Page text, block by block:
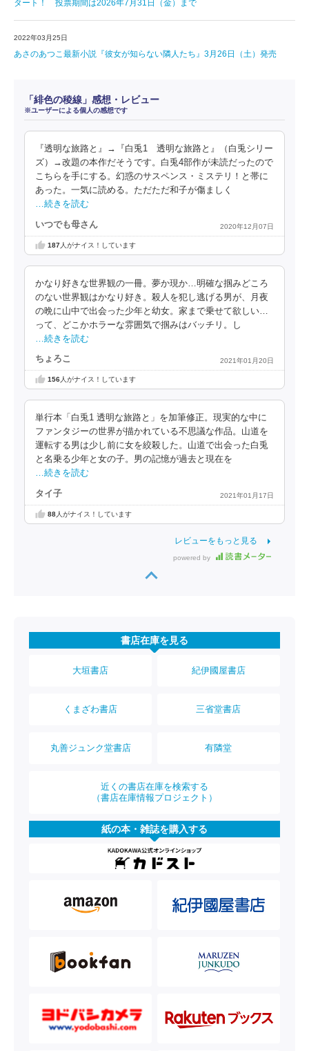
タート！ 投票期間は2026年7月31日（金）まで
2022年03月25日
あさのあつこ最新小説『彼女が知らない隣人たち』3月26日（土）発売
「緋色の稜線」感想・レビュー
※ユーザーによる個人の感想です
『透明な旅路と』→『白兎1 透明な旅路と』（白兎シリー
ズ）→改題の本作だそうです。白兎4部作が未読だったので
こちらを手にする。幻惑のサスペンス・ミステリ！と帯に
あった。一気に読める。ただただ和子が傷ましく
…続きを読む
いつでも母さん 2020年12月07日
187人がナイス！しています
かなり好きな世界観の一冊。夢か現か…明確な掴みどころ
のない世界観はかなり好き。殺人を犯し逃げる男が、月夜
の晩に山中で出会った少年と幼女。家まで乗せて欲しい…
って、どこかホラーな雰囲気で掴みはバッチリ。し
…続きを読む
ちょろこ 2021年01月20日
156人がナイス！しています
単行本「白兎1 透明な旅路と」を加筆修正。現実的な中に
ファンタジーの世界が描かれている不思議な作品。山道を
運転する男は少し前に女を絞殺した。山道で出会った白兎
と名乗る少年と女の子。男の記憶が過去と現在を
…続きを読む
タイ子 2021年01月17日
88人がナイス！しています
レビューをもっと見る
powered by
書店在庫を見る
大垣書店 紀伊國屋書店
くまざわ書店 三省堂書店
丸善ジュンク堂書店 有隣堂
近くの書店在庫を検索する
（書店在庫情報プロジェクト）
紙の本・雑誌を購入する